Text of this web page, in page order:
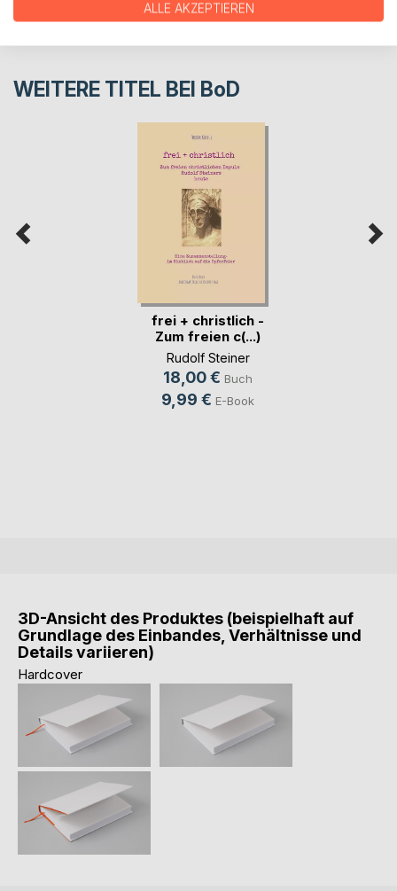
WEITERE TITEL BEI BoD
frei + christlich -
Zum freien c(...)
Rudolf Steiner
18,00 € Buch
9,99 € E-Book
3D-Ansicht des Produktes (beispielhaft auf
Grundlage des Einbandes, Verhältnisse und
Details variieren)
Hardcover
ALLE AKZEPTIEREN